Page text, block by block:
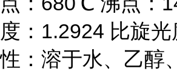
度：1.2924 比旋
性：溶于水、乙醇